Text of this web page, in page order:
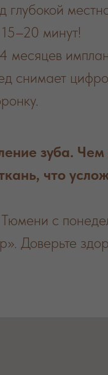
глубокой
минут!
месяцев
снимает
зуба.
что
с
Доверьте